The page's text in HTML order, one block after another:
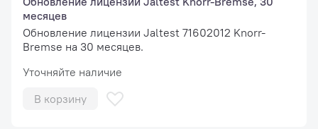
месяцев
Обновление лицензии Jaltest 71602012 Knorr-
Bremse на 30 месяцев.
Уточняйте наличие
В корзину